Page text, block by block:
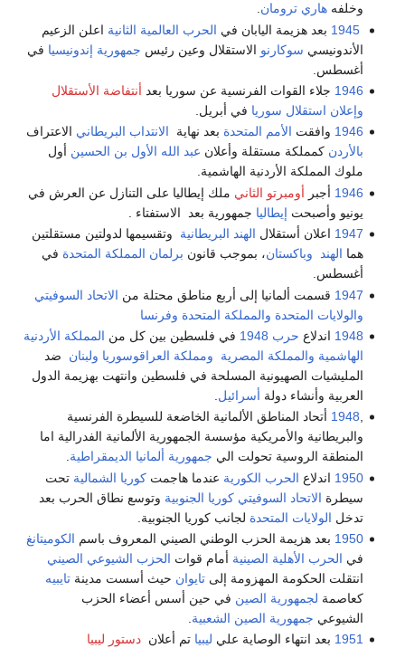
وخلفههاري ترومان
1945 بعد هزيمة اليابان في الحرب العالمية الثانية اعلن الزعيم
الأندونيسي سوكارنو الاستقلال وعين رئيس جمهورية إندونيسيا في
أغسطس.
1946 جلاء القوات الفرنسية عن سوريا بعد أنتفاضة الأستقلال
وإعلان استقلال سوريا في أبريل.
1946 وافقت الأمم المتحدة بعد نهاية الانتداب البريطاني الاعتراف
بالأردن كمملكة مستقلة وأعلان عبد الله الأول بن الحسين أول
ملوك المملكة الأردنية الهاشمية.
1946 أجبر أومبرتو الثاني ملك إيطاليا على التنازل عن العرش في
يونيو وأصبحت إيطاليا جمهورية بعد الاستفتاء .
1947 اعلان أستقلال الهند البريطانية وتقسيمها لدولتين مستقلتين
هما الهند وباكستان، بموجب قانون برلمان المملكة المتحدة في
أغسطس.
1947 قسمت ألمانيا إلى أربع مناطق محتلة من الاتحاد السوفيتي
والولايات المتحدة والمملكة المتحدة وفرنسا
1948 اندلاع حرب 1948 في فلسطين بين كل من المملكة الأردنية
الهاشمية والمملكة المصرية ومملكة العراقوسوريا ولبنان ضد
المليشيات الصهيونية المسلحة في فلسطين وانتهت بهزيمة الدول
العربية وأنشاء دولة أسرائيل
,
1948 أتحاد المناطق الألمانية الخاضعة للسيطرة الفرنسية
والبريطانية والأمريكية مؤسسة الجمهورية الألمانية الفدرالية اما
المنطقة الروسية تحولت الي جمهورية ألمانيا الديمقراطية.
1950 اندلاع الحرب الكورية عندما هاجمتكوريا الشمالية تحت
سيطرة الاتحاد السوفيتي كوريا الجنوبية وتوسع نطاق الحرب بعد
تدخل الولايات المتحدة لجانب كوريا الجنوبية.
1950 بعد هزيمة الحزب الوطني الصيني المعروف باسم الكوميتانغ
في الحرب الأهلية الصينية أمام قوات الحزب الشيوعي الصيني
انتقلت الحكومة المهزومة إلىتايوان حيث أسست مدينةتايبيه
كعاصمة لجمهورية الصين في حين أسس أعضاء الحزب
الشيوعي جمهورية الصين الشعبية
1951 بعد انتهاء الوصاية علي ليبيا تم أعلاندستور ليبيا